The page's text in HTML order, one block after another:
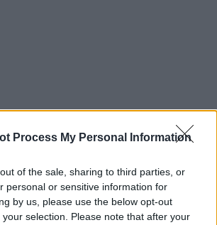
Process My Personal Information
of the sale, sharing to third parties, or
personal or sensitive information for
by us, please use the below opt-out
selection. Please note that after your